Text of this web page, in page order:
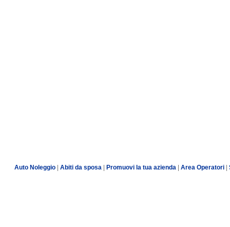
Auto Noleggio Abiti da sposa Promuovi la tua azienda Area Operatori